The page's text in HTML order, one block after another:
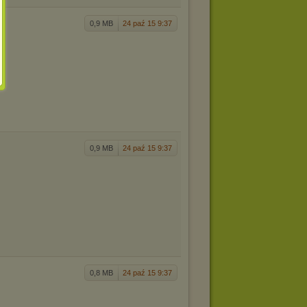
0,9 MB 24 paź 15 9:37
0,9 MB 24 paź 15 9:37
0,8 MB 24 paź 15 9:37